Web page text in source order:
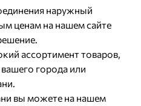
наружный
ценам на нашем сайте
ассортимент товаров,
города или
вы можете на нашем